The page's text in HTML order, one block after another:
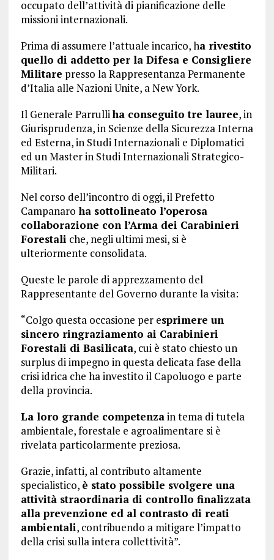
occupato dell’attività di pianificazione delle
missioni internazionali.
Prima di assumere l’attuale incarico, ha rivestito
quello di addetto per la Difesa e Consigliere
Militare presso la Rappresentanza Permanente
d’Italia alle Nazioni Unite, a New York.
Il Generale Parrulliha conseguito tre lauree, in
Giurisprudenza, in Scienze della Sicurezza Interna
ed Esterna, in Studi Internazionali e Diplomatici
ed un Master in Studi Internazionali Strategico-
Militari.
Nel corso dell’incontro di oggi, il Prefetto
Campanaro ha sottolineato l’operosa
collaborazione con l’Arma dei Carabinieri
Forestali che, negli ultimi mesi, si è
ulteriormente consolidata.
Queste le parole di apprezzamento del
Rappresentante del Governo durante la visita:
“Colgo questa occasione per esprimere un
sincero ringraziamento ai Carabinieri
Forestali di Basilicata, cui è stato chiesto un
surplus di impegno in questa delicata fase della
crisi idrica che ha investito il Capoluogo e parte
della provincia.
La loro grande competenzain tema di tutela
ambientale, forestale e agroalimentare si è
rivelata particolarmente preziosa.
Grazie, infatti, al contributo altamente
specialistico, è stato possibile svolgere una
attività straordinaria di controllo finalizzata
alla prevenzione ed al contrasto di reati
ambientali, contribuendo a mitigare l’impatto
della crisi sulla intera collettività”.